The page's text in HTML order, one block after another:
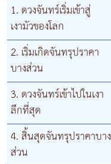
1. ดวงจันทร์เริ่มเข้าสู่
เงามัวของโลก
2. เริ่มเกิดจันทรุปราคา
บางส่วน
3. ดวงจันทร์เข้าไปในเงา
ลึกที่สุด
4. สิ้นสุดจันทรุปราคาบาง
ส่วน